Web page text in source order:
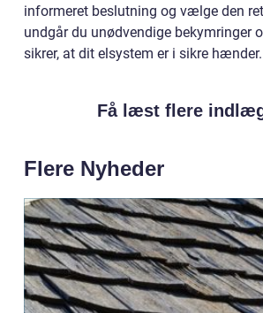
informeret beslutning og vælge den
undgår du unødvendige bekymringer
sikrer, at dit elsystem er i sikre hænder.
Få læst flere
Flere Nyheder